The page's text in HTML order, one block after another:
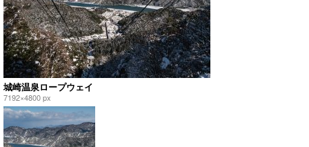
城崎温泉ロープウェイ
7192×4800 px